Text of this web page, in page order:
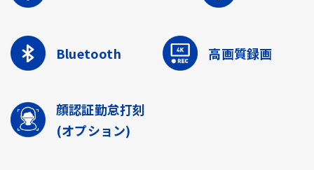
Bluetooth 高画質録画
顔認証勤怠打刻
(オプション)